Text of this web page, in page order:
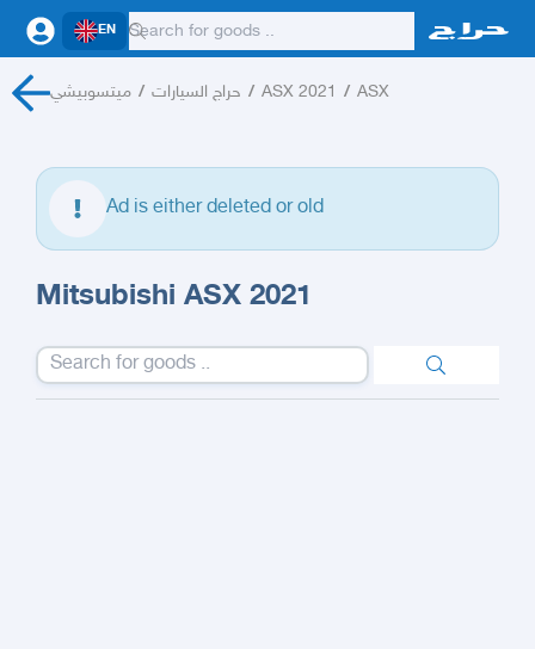
EN
ميتسوبيشي / حراج السيارات / ASX 2021 / ASX
Ad is either deleted or old
Mitsubishi ASX 2021